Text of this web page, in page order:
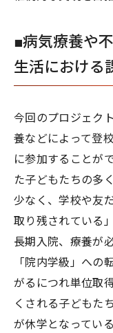
■病気療養や
生活における
今回のプロジェク
養などによって登
に参加することが
た子どもたちの多
少なく、学校や友
取り残されている
長期入院、療養が
「院内学級」への
がるにつれ単位取
くされる子どもた
が休学となってい